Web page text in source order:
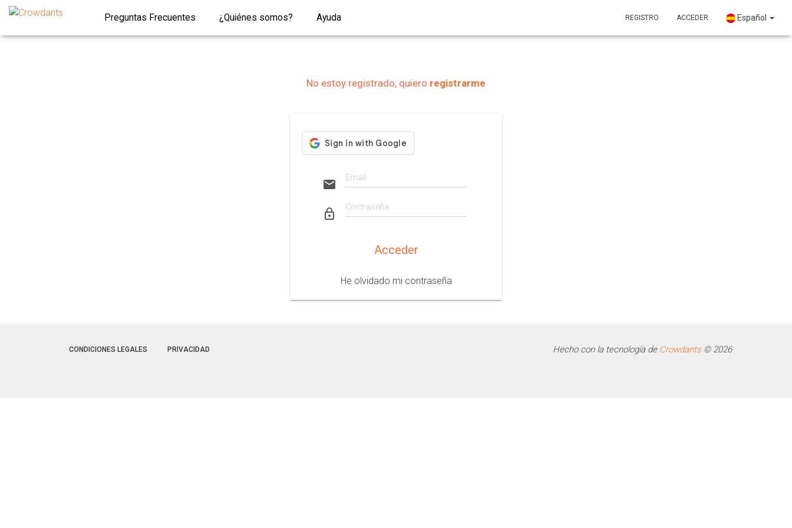
Preguntas Frecuentes ¿Quiénes somos? Ayuda REGISTRO ACCEDER Español
No estoy registrado, quiero registrarme
email
lock_outline
Acceder
He olvidado mi contraseña
CONDICIONES LEGALES PRIVACIDAD Hecho con la tecnología de Crowdants© 2026